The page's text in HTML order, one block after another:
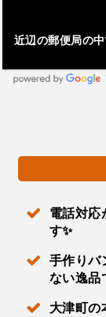
近辺の郵便局の中
電話対応
す✨
手作りバ
ない逸品
大津町の